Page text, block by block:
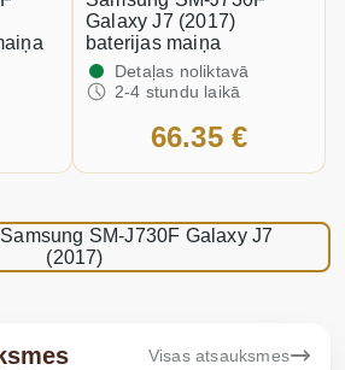
Galaxy J7 (2017)
baterijas maiņa
Detaļas noliktavā
2-4 stundu laikā
66.35 €
SM-J730F Galaxy J7
(2017)
Visas atsauksmes